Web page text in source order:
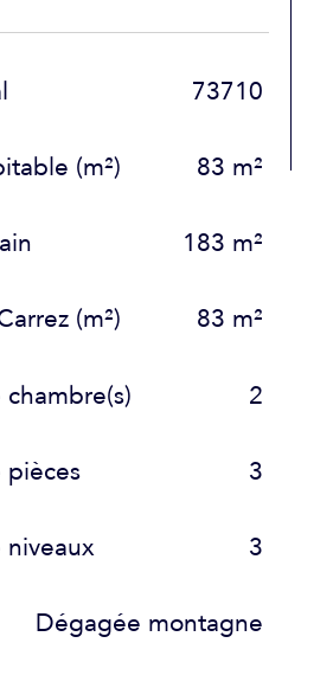
Valeurs
73710
(m²) 83 m²
183 m²
(m²) 83 m²
2
3
3
Dégagée montagne